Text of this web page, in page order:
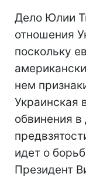
Дело Юлии
отношения
поскольку
нем
Украинская
обвинения в
идет о
Президент